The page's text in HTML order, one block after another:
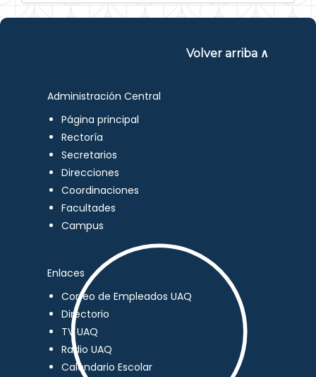
Volver arriba ∧
Administración Central
Página principal
Rectoría
Secretarios
Direcciones
Coordinaciones
Facultades
Campus
Enlaces
Correo de Empleados UAQ
Directorio
TV UAQ
Radio UAQ
Calendario Escolar